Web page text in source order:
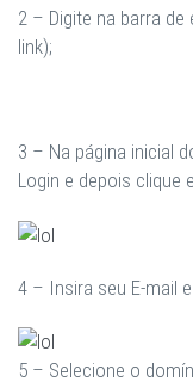
2 – Digite na barra de
link);
3 – Na página inicial
Login e depois clique
4 – Insira seu E-mail
5 – Selecione o